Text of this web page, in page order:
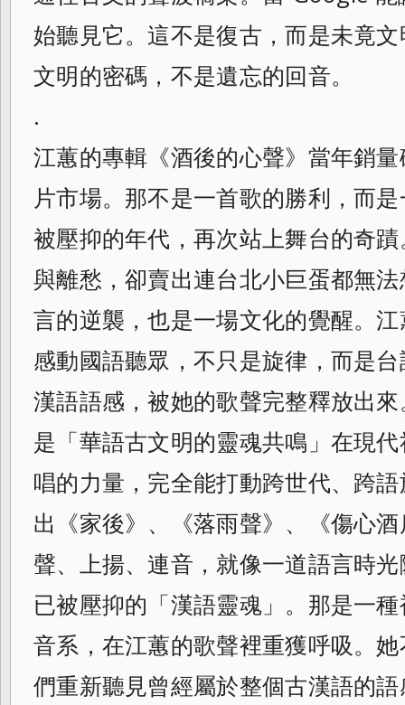
始聽見它。這不是復古，而是未竟
文明的密碼，不是遺忘的回音。
.
江蕙的專輯《酒後的心聲》當年銷
片市場。那不是一首歌的勝利，而
被壓抑的年代，再次站上舞台的奇
與離愁，卻賣出連台北小巨蛋都無
言的逆襲，也是一場文化的覺醒。
感動國語聽眾，不只是旋律，而是
漢語語感，被她的歌聲完整釋放出
是「華語古文明的靈魂共鳴」在現
唱的力量，完全能打動跨世代、跨
出《家後》、《落雨聲》、《傷心
聲、上揚、連音，就像一道語言時
已被壓抑的「漢語靈魂」。那是一
音系，在江蕙的歌聲裡重獲呼吸。
們重新聽見曾經屬於整個古漢語的